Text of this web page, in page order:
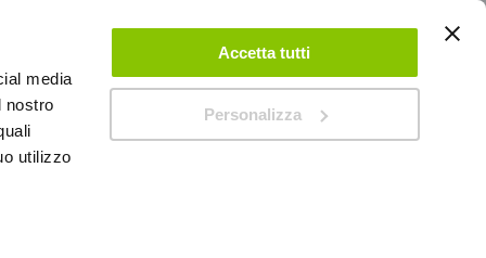
media
nostro
utilizzo
Accetta tutti
Personalizza
ACCEDI CREA UN ACCOUNT CONTATTACI